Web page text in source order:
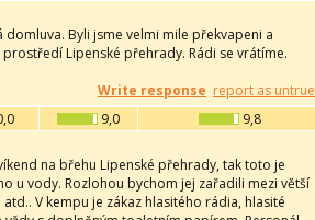
Byli jsme velmi mile překvapeni a
Lipenské přehrady. Rádi se vrátíme.
Write response report as untrue
9,0 9,8
na břehu Lipenské přehrady, tak toto je
u vody. Rozlohou bychom jej zařadili mezi větší
V kempu je zákaz hlasitého rádia, hlasité